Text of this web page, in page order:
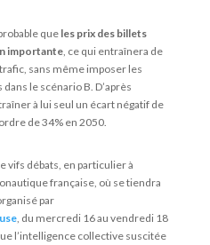
que les prix des billets
importante, ce qui entraînera de
sans même imposer les
le scénario B. D’après
à lui seul un écart négatif de
de 34% en 2050.
vifs débats, en particulier à
française, où se tiendra
par
, du mercredi 16 au vendredi 18
l’intelligence collective suscitée